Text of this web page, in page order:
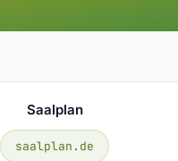
Saalplan
saalplan.de